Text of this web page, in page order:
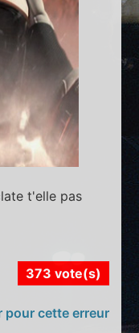
t'elle pas
373 vote(s)
pour cette erreur